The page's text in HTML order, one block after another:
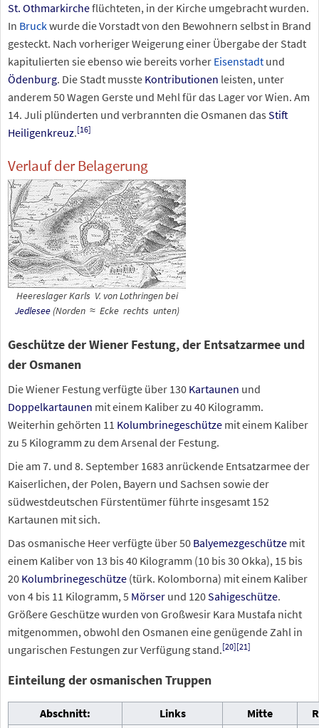
St. Othmarkircheflüchteten, in der Kirche umgebracht wurden.
In Bruckwurde die Vorstadt von den Bewohnern selbst in Brand
gesteckt. Nach vorheriger Weigerung einer Übergabe der Stadt
kapitulierten sie ebenso wie bereits vorher Eisenstadt und
Ödenburg. Die Stadt musste Kontributionen leisten, unter
anderem 50 Wagen Gerste und Mehl für das Lager vor Wien. Am
14. Juli plünderten und verbrannten die Osmanen das Stift
Heiligenkreuz.[16]
Verlauf der Belagerung
Heereslager Karls V. von Lothringen bei
Jedlesee(Norden ≈ Ecke rechts unten)
Geschütze der Wiener Festung, der Entsatzarmee und
der Osmanen
Die Wiener Festung verfügte über 130 Kartaunen und
Doppelkartaunen mit einem Kaliber zu 40 Kilogramm.
Weiterhin gehörten 11 Kolumbrinegeschütze mit einem Kaliber
zu 5 Kilogramm zu dem Arsenal der Festung.
Die am 7. und 8. September 1683 anrückende Entsatzarmee der
Kaiserlichen, der Polen, Bayern und Sachsen sowie der
südwestdeutschen Fürstentümer führte insgesamt 152
Kartaunen mit sich.
Das osmanische Heer verfügte über 50 Balyemezgeschütze mit
einem Kaliber von 13 bis 40 Kilogramm (10 bis 30 Okka), 15 bis
20 Kolumbrinegeschütze (türk. Kolomborna) mit einem Kaliber
von 4 bis 11 Kilogramm, 5 Mörser und 120Sahigeschütze.
Größere Geschütze wurden von Großwesir Kara Mustafa nicht
mitgenommen, obwohl den Osmanen eine genügende Zahl in
ungarischen Festungen zur Verfügung stand.[20][21]
Einteilung der osmanischen Truppen
Abschnitt: Links Mitte